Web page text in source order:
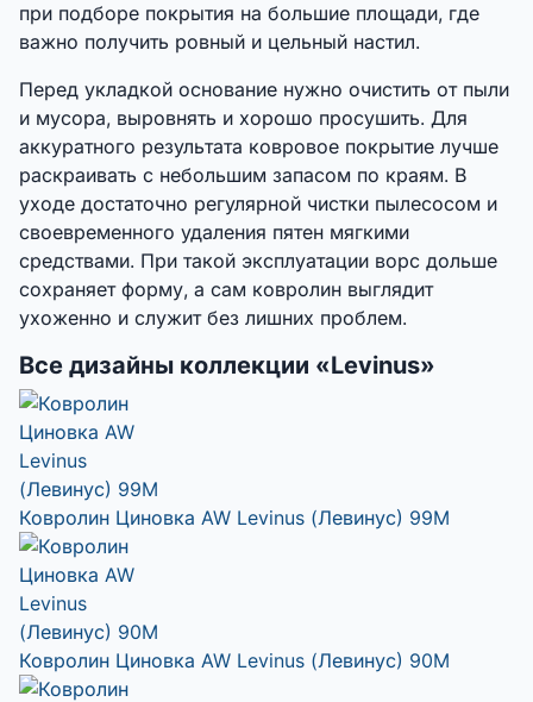
при подборе покрытия на большие площади, где
важно получить ровный и цельный настил.
Перед укладкой основание нужно очистить от пыли
и мусора, выровнять и хорошо просушить. Для
аккуратного результата ковровое покрытие лучше
раскраивать с небольшим запасом по краям. В
уходе достаточно регулярной чистки пылесосом и
своевременного удаления пятен мягкими
средствами. При такой эксплуатации ворс дольше
сохраняет форму, а сам ковролин выглядит
ухоженно и служит без лишних проблем.
Все дизайны коллекции «Levinus»
Ковролин Циновка AW Levinus (Левинус) 99M
Ковролин Циновка AW Levinus (Левинус) 90M